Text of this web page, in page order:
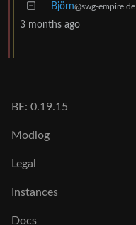
Björn@swg-empire.de
3 months ago
BE: 0.19.15
Modlog
Legal
Instances
Docs